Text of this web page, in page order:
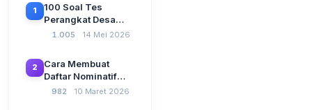
1
100 Soal Tes
Perangkat Desa
Terbaru 2026
CAT Berbasis UU
Desa No. 3 Tahun
2024
1.005 14 Mei 2026
2
Cara Membuat
Daftar Nominatif
Siltap di Aplikasi
982 10 Maret 2026